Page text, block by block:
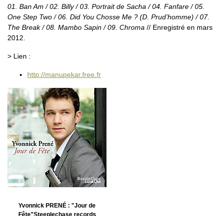
01. Ban Am / 02. Billy / 03. Portrait de Sacha / 04. Fanfare / 05.
One Step Two / 06. Did You Chosse Me ? (D. Prud’homme) / 07.
The Break / 08. Mambo Sapin / 09. Chroma // Enregistré en mars
2012.
> Lien :
http://manupekar.free.fr
Yvonnick PRENÉ : "Jour de
Fête"Steeplechase records